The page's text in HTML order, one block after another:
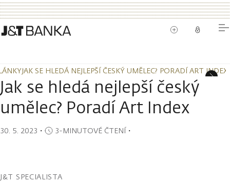
JAK SE HLEDÁ NEJLEPŠÍ ČESKÝ UMĚLEC? PORADÍ ART INDEX
JAK SE HLEDÁ NEJLEPŠÍ ČESKÝ UMĚLEC? PORADÍ ART INDEX
Jak se hledá nejlepší český
umělec? Poradí Art Index
30. 5. 2023 ・ 3-MINUTOVÉ ČTENÍ・
J&T SPECIALISTA